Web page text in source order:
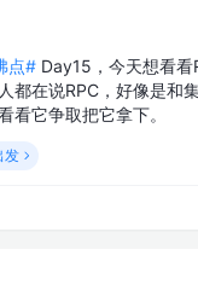
点# Day15，今天想看看
都在说RPC，好像是和
看它争取把它拿下。
发